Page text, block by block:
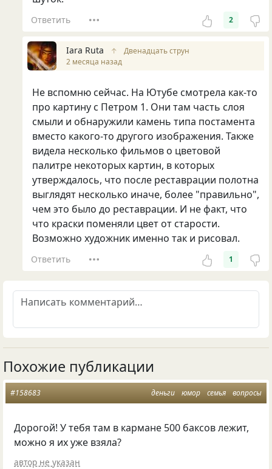
Ответить 2
Iara Ruta ↑
Двенадцать струн
2 месяца назад
Не вспомню сейчас. На Ютубе смотрела как-то
про картину с Петром 1. Они там часть слоя
смыли и обнаружили камень типа постамента
вместо какого-то другого изображения. Также
видела несколько фильмов о цветовой
палитре некоторых картин, в которых
утверждалось, что после реставрации полотна
выглядят несколько иначе, более "правильно",
чем это было до реставрации. И не факт, что
что краски поменяли цвет от старости.
Возможно художник именно так и рисовал.
Ответить 1
Похожие публикации
деньги юмор семья вопросы
#158683
Дорогой! У тебя там в кармане 500 баксов лежит,
можно я их уже взяла?
автор не указан